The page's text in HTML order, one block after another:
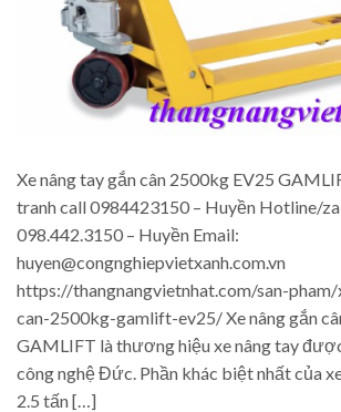
Xe nâng tay gắn cân 2500kg EV25
tranh call 0984423150 – Huyền Hotline/
098.442.3150 – Huyền Email:
huyen@congnghiepvietxanh.com.vn
https://thangnangvietnhat.com/san-
can-2500kg-gamlift-ev25/ Xe nâng gắn
GAMLIFT là thương hiệu xe nâng tay
công nghệ Đức. Phần khác biệt nhất của
2.5 tấn […]